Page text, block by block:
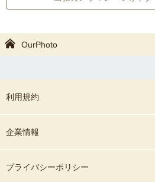
OurPhoto
利用規約
企業情報
プライバシーポリシー